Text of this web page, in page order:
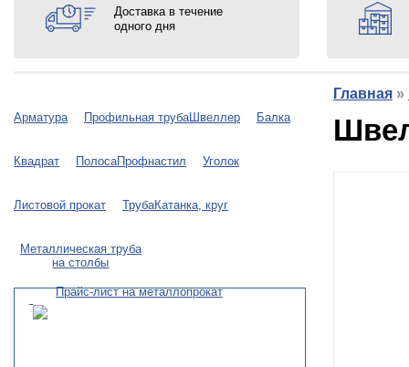
Доставка в течение
одного дня
Арматура Профильная трубаШвеллер Балка
Квадрат ПолосаПрофнастил Уголок
Листовой прокат ТрубаКатанка, круг
Металлическая труба
на столбы
Прайс-лист на металлопрокат
Главная »